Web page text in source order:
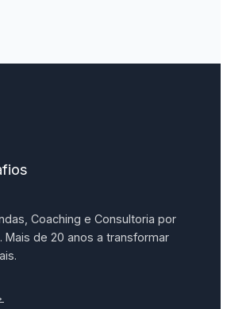
Coaching e Consultoria por
Mais de 20 anos a transformar